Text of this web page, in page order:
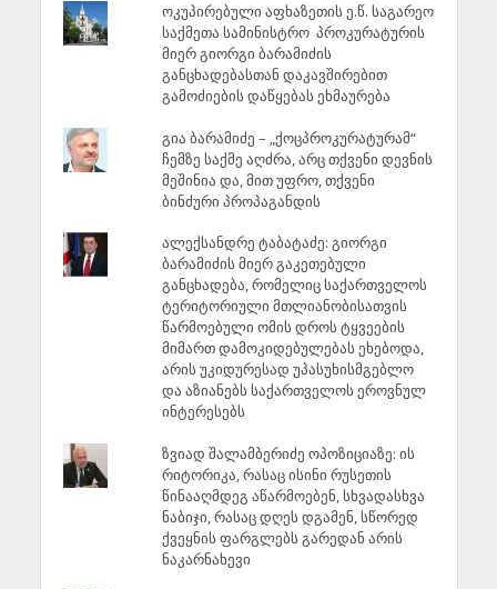
ოკუპირებული აფხაზეთის ე.წ. საგარეო
საქმეთა სამინისტრო პროკურატურის
მიერ გიორგი ბარამიძის
განცხადებასთან დაკავშირებით
გამოძიების დაწყებას ეხმაურება
გია ბარამიძე – „ქოცპროკურატურამ“
ჩემზე საქმე აღძრა, არც თქვენი დევნის
მეშინია და, მით უფრო, თქვენი
ბინძური პროპაგანდის
ალექსანდრე ტაბატაძე: გიორგი
ბარამიძის მიერ გაკეთებული
განცხადება, რომელიც საქართველოს
ტერიტორიული მთლიანობისათვის
წარმოებული ომის დროს ტყვეების
მიმართ დამოკიდებულებას ეხებოდა,
არის უკიდურესად უპასუხისმგებლო
და აზიანებს საქართველოს ეროვნულ
ინტერესებს
ზვიად შალამბერიძე ოპოზიციაზე: ის
რიტორიკა, რასაც ისინი რუსეთის
წინააღმდეგ აწარმოებენ, სხვადასხვა
ნაბიჯი, რასაც დღეს დგამენ, სწორედ
ქვეყნის ფარგლებს გარედან არის
ნაკარნახევი